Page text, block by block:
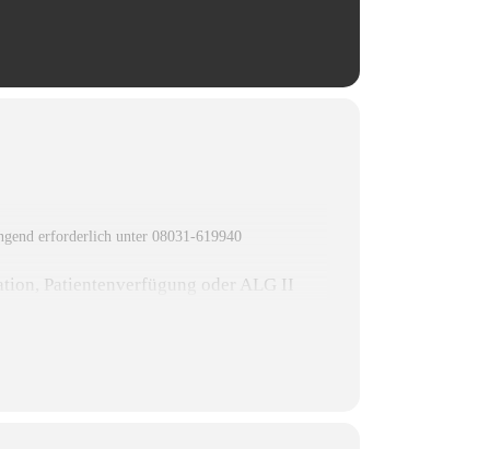
erforderlich unter 08031-619940
Patientenverfügung oder ALG II